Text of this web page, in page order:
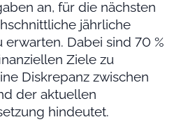
an, für die nächsten
jährliche
erwarten. Dabei sind 70 %
Ziele zu
Diskrepanz zwischen
der aktuellen
hindeutet.